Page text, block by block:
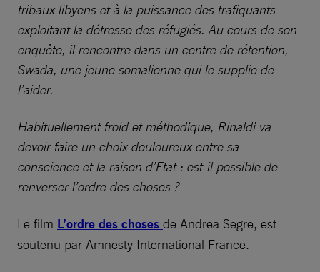
tribaux libyens et à la puissance des trafiquants
exploitant la détresse des réfugiés. Au cours de son
enquête, il rencontre dans un centre de rétention,
Swada, une jeune somalienne qui le supplie de
l’aider.
Habituellement froid et méthodique, Rinaldi va
devoir faire un choix douloureux entre sa
conscience et la raison d’Etat : est-il possible de
renverser l’ordre des choses ?
Le film L’ordre des choses de Andrea Segre, est
soutenu par Amnesty International France.